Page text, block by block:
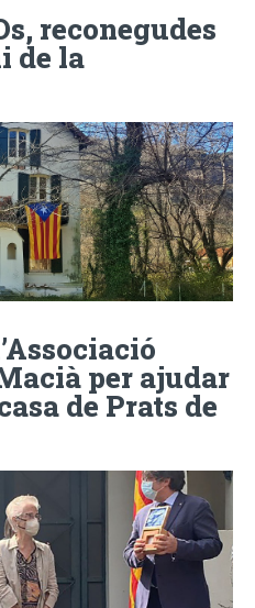
reconegudes
de la
per ajudar
de Prats de